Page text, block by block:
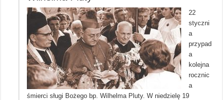
22
styczni
a
przypad
a
kolejna
rocznic
a
śmierci sługi Bożego bp. Wilhelma Pluty. W niedzielę 19